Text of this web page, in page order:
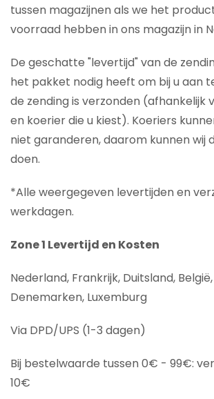
tussen magazijnen als we het
voorraad hebben in ons magazijn in
De geschatte "levertijd" van de
het pakket nodig heeft om bij u aan
de zending is verzonden (afhankelijk
en koerier die u kiest). Koeriers
niet garanderen, daarom kunnen wij
doen.
*Alle weergegeven levertijden en
werkdagen.
Zone 1 Levertijd en Kosten
Nederland, Frankrijk, Duitsland,
Denemarken, Luxemburg
Via DPD/UPS (1-3 dagen)
Bij bestelwaarde tussen 0€ - 99€:
10€